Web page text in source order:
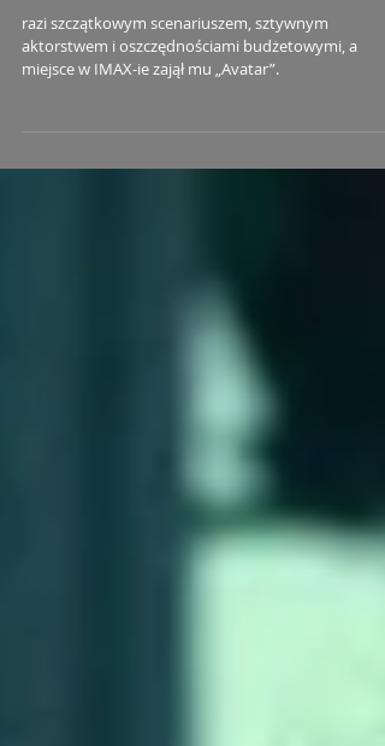
razi szczątkowym scenariuszem, sztywnym
aktorstwem i oszczędnościami budżetowymi, a
miejsce w IMAX-ie zajął mu „Avatar”.